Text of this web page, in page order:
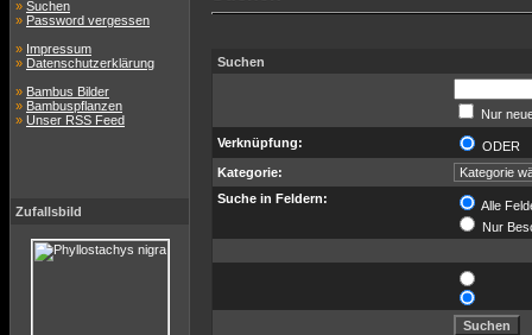
» Suchen
» Password vergessen
» Impressum
» Datenschutzerklärung
» Bambus Bilder
» Bambuspflanzen
» Unser RSS Feed
Zufallsbild
Suchen
Nur
Verknüpfung:
ODER
Kategorie:
Suche in Feldern:
Alle
Nur